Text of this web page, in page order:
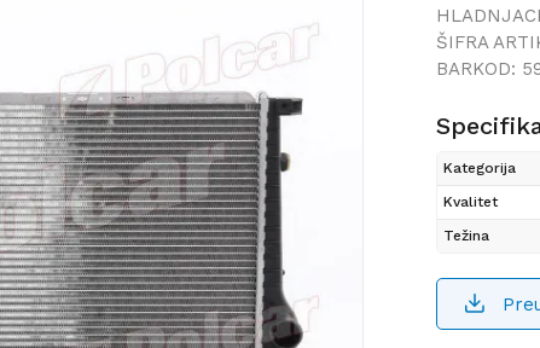
HLADNJACI
ŠIFRA
BARKOD:
Kategorija
Kvalitet
Težina